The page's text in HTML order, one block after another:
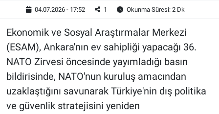
04.07.2026 - 17:52 1 Okunma Süresi: 2 Dk
Ekonomik ve Sosyal Araştırmalar Merkezi
(ESAM), Ankara'nın ev sahipliği yapacağı 36.
NATO Zirvesi öncesinde yayımladığı basın
bildirisinde, NATO'nun kuruluş amacından
uzaklaştığını savunarak Türkiye'nin dış politika
ve güvenlik stratejisini yeniden